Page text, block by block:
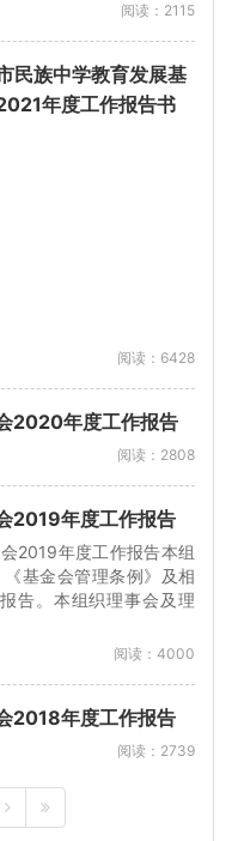
阅读：2115
民族中学教育发展基
年度工作报告书
阅读：6428
2020年度工作报告
阅读：2808
2019年度工作报告
2019年度工作报告本组
基金会管理条例》及相
告。本组织理事会及理
阅读：4000
2018年度工作报告
阅读：2739